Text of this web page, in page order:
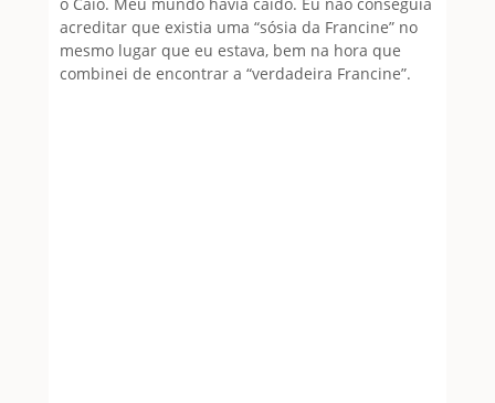
acreditar que existia uma “sósia da Francine” no
mesmo lugar que eu estava, bem na hora que
combinei de encontrar a “verdadeira Francine”.